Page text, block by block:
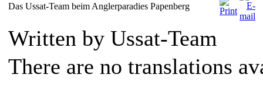
Das Ussat-Team beim Anglerparadies Papenberg
Written by Ussat-Team
There are no translations